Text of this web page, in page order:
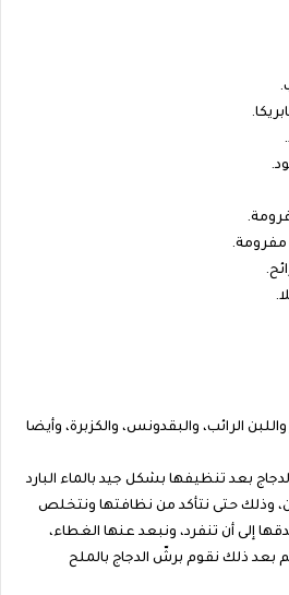
مفرومة.
الرائب، والبقدونس، والكزبرة، وأيضا
بعد تنظيفها بشكل جيد بالماء البارد
وذلك حتى نتأكد من نظافتها ونتخلص
إلى أن تنفرد، ونبعد عنها الغطاء،
بعد ذلك نقوم برشّ الدجاج بالملح